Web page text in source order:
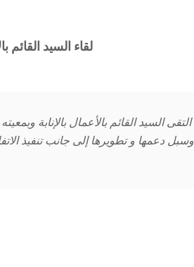
لقاء السيد القائم
التقى السيد القائم بالأعمال بالإنابة
وسبل دعمها و تطويرها إلى جانب تنفيذ